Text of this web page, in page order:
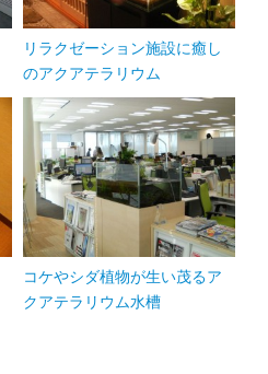
リラクゼーション施設に癒し
のアクアテラリウム
コケやシダ植物が生い茂るア
クアテラリウム水槽